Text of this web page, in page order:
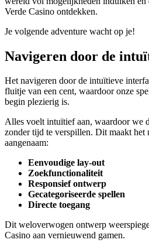
Verde Casino ontdekken.
Je volgende adventure wacht op je!
Navigeren door de
Het navigeren door de intuïtieve
fluitje van een cent, waardoor onze
begin plezierig is.
Alles voelt intuïtief aan, waardoor we
zonder tijd te verspillen. Dit maakt
aangenaam:
Eenvoudige lay-out
Zoekfunctionaliteit
Responsief ontwerp
Gecategoriseerde spellen
Directe toegang
Dit weloverwogen ontwerp
Casino aan vernieuwend gamen.